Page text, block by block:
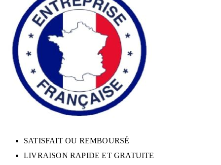
SATISFAIT OU REMBOURSÉ
LIVRAISON RAPIDE ET GRATUITE